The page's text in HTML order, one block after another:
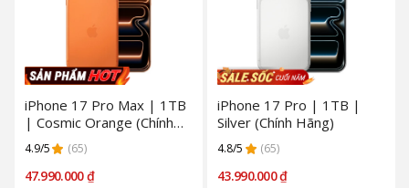
iPhone 17 Pro Max | 1TB
| Cosmic Orange (Chính
Hãng)
4.9/5 (65)
47.990.000 ₫
iPhone 17 Pro | 1TB |
Silver (Chính Hãng)
4.8/5 (65)
43.990.000 ₫